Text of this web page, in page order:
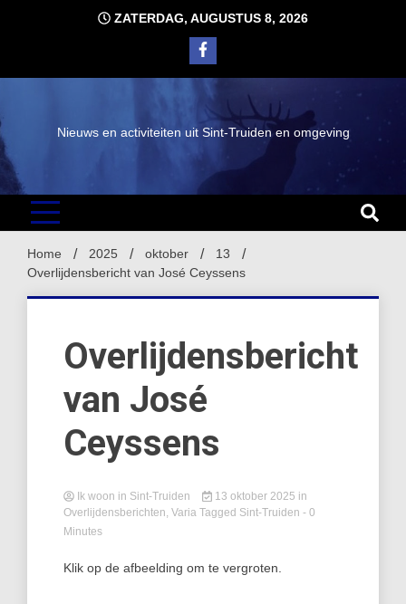
ZATERDAG, AUGUSTUS 8, 2026
Nieuws en activiteiten uit Sint-Truiden en omgeving
Home 2025 oktober
13
Overlijdensbericht van José Ceyssens
Overlijdensbericht
van José
Ceyssens
Ik woon in Sint-Truiden 13 oktober 2025 in
Overlijdensberichten, Varia Tagged Sint-Truiden - 0
Minutes
Klik op de afbeelding om te vergroten.